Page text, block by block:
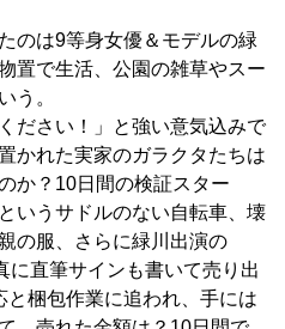
のは9等身女優＆モデルの緑
置で生活、公園の雑草やスー
う。
ださい！」と強い意気込みで
かれた実家のガラクタたちは
か？10日間の検証スター
いうサドルのない自転車、壊
の服、さらに緑川出演の
直筆サインも書いて売り出
梱包作業に追われ、手には